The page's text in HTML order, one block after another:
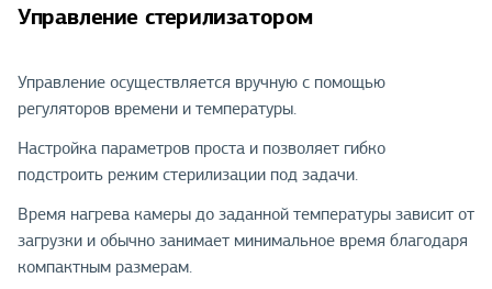
Управление стерилизатором
Управление осуществляется вручную с помощью
регуляторов времени и температуры.
Настройка параметров проста и позволяет гибко
подстроить режим стерилизации под задачи.
Время нагрева камеры до заданной температуры зависит от
загрузки и обычно занимает минимальное время благодаря
компактным размерам.